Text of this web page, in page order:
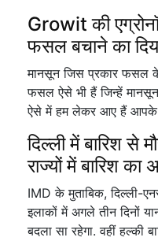
Growit की
फसल बचाने का
मानसून जिस प्रकार फसल
फसल ऐसे भी हैं जिन्हें
ऐसे में हम लेकर आए हैं
दिल्ली में बारिश से
राज्यों में बारिश का
IMD के मुताबिक,
इलाकों में अगले तीन दिनों
बदला सा रहेगा. वहीं हल्की